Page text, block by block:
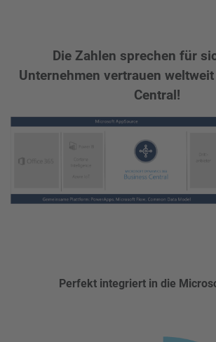
Die Zahlen sprechen für
Unternehmen vertrauen
Central!
Perfekt integriert in die